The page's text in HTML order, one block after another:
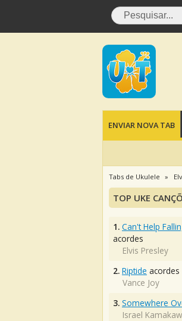
ENVIAR NOVA TAB
Tabs de Ukulele
TOP UKE
1. Can't Help
acordes
Elvis Presley
2. Riptide acordes
Vance Joy
3. Somewhere
Israel